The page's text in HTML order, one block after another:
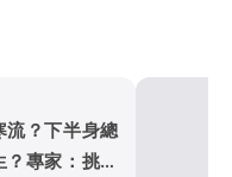
流？下半身總
專家：挑對